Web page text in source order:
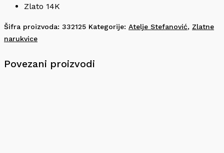
Zlato 14K
Šifra proizvoda: 332125 Kategorije: Atelje Stefanović, Zlatne
narukvice
Povezani proizvodi